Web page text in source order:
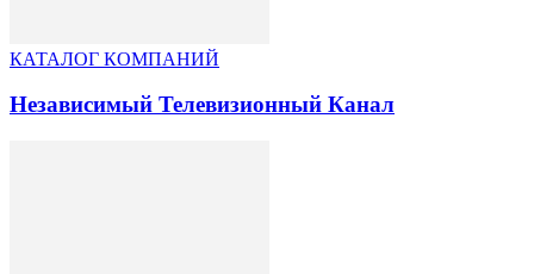
КАТАЛОГ КОМПАНИЙ
Независимый Телевизионный Канал